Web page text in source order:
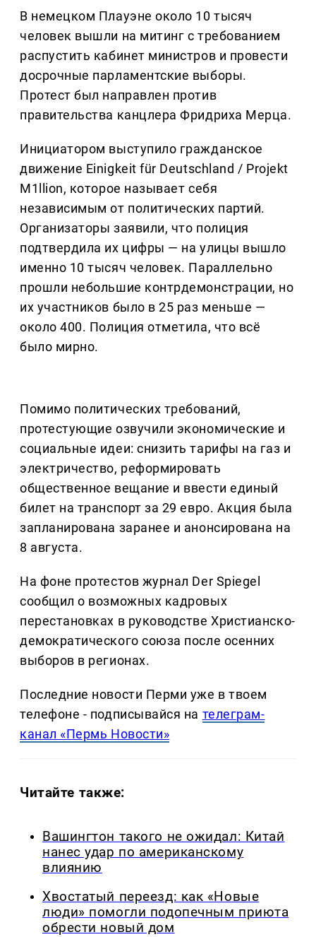
В немецком Плауэне около 10 тысяч
человек вышли на митинг с требованием
распустить кабинет министров и провести
досрочные парламентские выборы.
Протест был направлен против
правительства канцлера Фридриха Мерца.
Инициатором выступило гражданское
движение Einigkeit für Deutschland / Projekt
M1llion, которое называет себя
независимым от политических партий.
Организаторы заявили, что полиция
подтвердила их цифры — на улицы вышло
именно 10 тысяч человек. Параллельно
прошли небольшие контрдемонстрации, но
их участников было в 25 раз меньше —
около 400. Полиция отметила, что всё
было мирно.
Помимо политических требований,
протестующие озвучили экономические и
социальные идеи: снизить тарифы на газ и
электричество, реформировать
общественное вещание и ввести единый
билет на транспорт за 29 евро. Акция была
запланирована заранее и анонсирована на
8 августа.
На фоне протестов журнал Der Spiegel
сообщил о возможных кадровых
перестановках в руководстве Христианско-
демократического союза после осенних
выборов в регионах.
Последние новости Перми уже в твоем
телефоне - подписывайся на телеграм-
канал «Пермь Новости»
Читайте также:
Вашингтон такого не ожидал: Китай
нанес удар по американскому
влиянию
Хвостатый переезд: как «Новые
люди» помогли подопечным приюта
обрести новый дом